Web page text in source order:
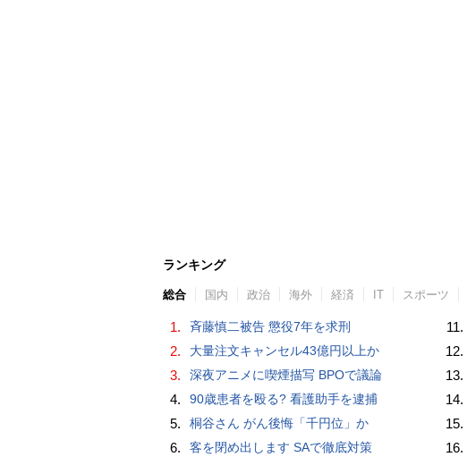
ランキング
総合 国内 政治 海外 経済 IT スポーツ
1. 斉藤慎二被告 懲役7年を求刑
2. 大量注文キャンセル43億円以上か
3. 深夜アニメに喫煙描写 BPOで議論
4. 90歳患者を殴る? 看護助手を逮捕
5. 桐谷さん がん後悔「千円位」か
6. 客を閉め出します SAで徹底対策
11.
12.
13.
14.
15.
16.